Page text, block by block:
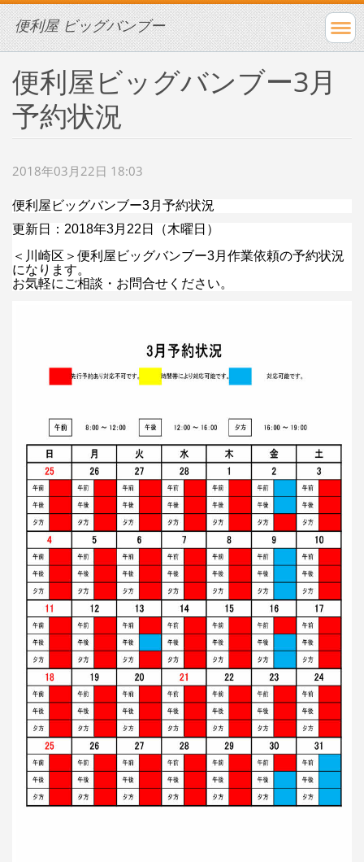
便利屋 ビッグバンブー
便利屋ビッグバンブー3月
予約状況
2018年03月22日 18:03
便利屋ビッグバンブー3月予約状況
更新日：2018年3月22日（木曜日）
＜川崎区＞便利屋ビッグバンブー3月作業依頼の予約状況
になります。
お気軽にご相談・お問合せください。